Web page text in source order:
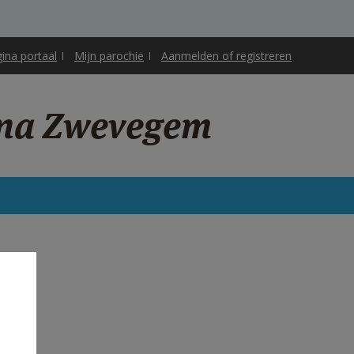
portaal Mijn parochie Aanmelden of registreren
Zwevegem